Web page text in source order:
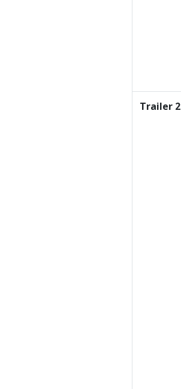
Trailer 2